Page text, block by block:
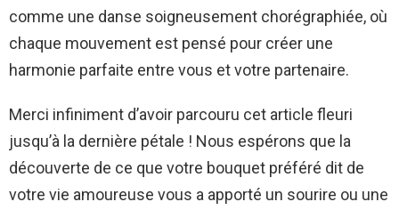
comme une danse soigneusement chorégraphiée, où
chaque mouvement est pensé pour créer une
harmonie parfaite entre vous et votre partenaire.
Merci infiniment d’avoir parcouru cet article fleuri
jusqu’à la dernière pétale ! Nous espérons que la
découverte de ce que votre bouquet préféré dit de
votre vie amoureuse vous a apporté un sourire ou une